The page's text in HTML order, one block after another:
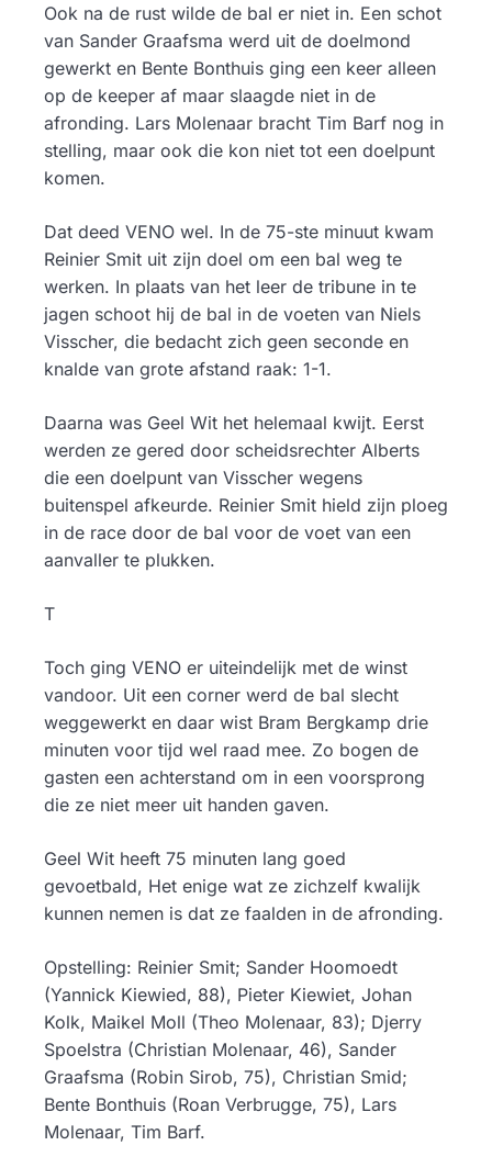
Ook na de rust wilde de bal er niet in. Een schot
van Sander Graafsma werd uit de doelmond
gewerkt en Bente Bonthuis ging een keer alleen
op de keeper af maar slaagde niet in de
afronding. Lars Molenaar bracht Tim Barf nog in
stelling, maar ook die kon niet tot een doelpunt
komen.
Dat deed VENO wel. In de 75-ste minuut kwam
Reinier Smit uit zijn doel om een bal weg te
werken. In plaats van het leer de tribune in te
jagen schoot hij de bal in de voeten van Niels
Visscher, die bedacht zich geen seconde en
knalde van grote afstand raak: 1-1.
Daarna was Geel Wit het helemaal kwijt. Eerst
werden ze gered door scheidsrechter Alberts
die een doelpunt van Visscher wegens
buitenspel afkeurde. Reinier Smit hield zijn ploeg
in de race door de bal voor de voet van een
aanvaller te plukken.
T
Toch ging VENO er uiteindelijk met de winst
vandoor. Uit een corner werd de bal slecht
weggewerkt en daar wist Bram Bergkamp drie
minuten voor tijd wel raad mee. Zo bogen de
gasten een achterstand om in een voorsprong
die ze niet meer uit handen gaven.
Geel Wit heeft 75 minuten lang goed
gevoetbald, Het enige wat ze zichzelf kwalijk
kunnen nemen is dat ze faalden in de afronding.
Opstelling: Reinier Smit; Sander Hoomoedt
(Yannick Kiewied, 88), Pieter Kiewiet, Johan
Kolk, Maikel Moll (Theo Molenaar, 83); Djerry
Spoelstra (Christian Molenaar, 46), Sander
Graafsma (Robin Sirob, 75), Christian Smid;
Bente Bonthuis (Roan Verbrugge, 75), Lars
Molenaar, Tim Barf.